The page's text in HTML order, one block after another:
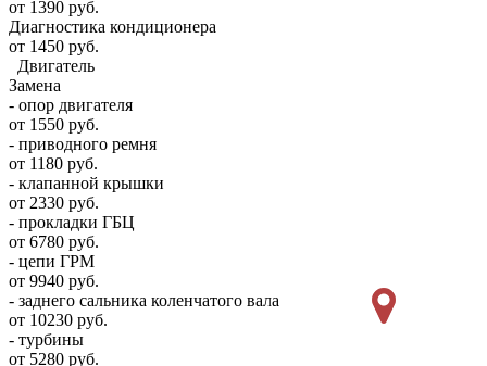
от 1390 руб.
Диагностика кондиционера
от 1450 руб.
Двигатель
Замена
- опор двигателя
от 1550 руб.
- приводного ремня
от 1180 руб.
- клапанной крышки
от 2330 руб.
- прокладки ГБЦ
от 6780 руб.
- цепи ГРМ
от 9940 руб.
- заднего сальника коленчатого вала
от 10230 руб.
- турбины
от 5280 руб.